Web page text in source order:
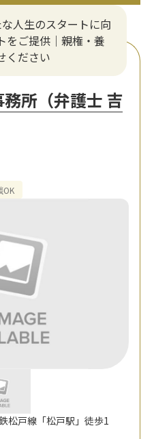
人生のスタートに向
をご提供｜親権・養
ください
所（弁護士 吉
OK
松戸線「松戸駅」徒歩1